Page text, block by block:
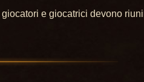
e giocatrici devono